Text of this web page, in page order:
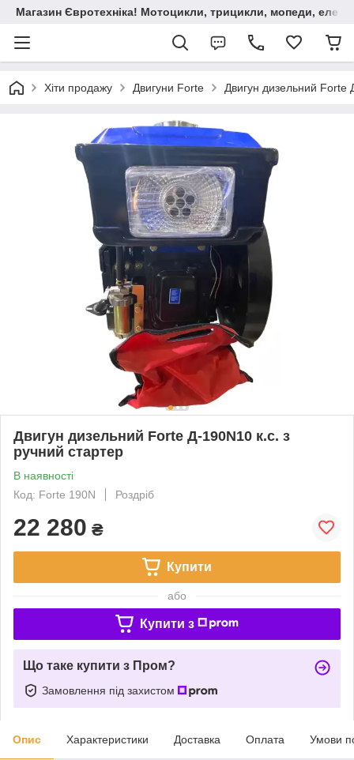
Магазин Євротехніка! Мотоцикли, трицикли, мопеди,
Хіти продажу Двигуни Forte Двигун дизельний Forte
Двигун дизельний Forte Д-190N10 к.с. з
ручний стартер
В наявності
Код: Forte 190N
Роздріб
22 280 ₴
Купити
або
Купити з
Що таке купити з Пром?
Замовлення під захистом
Опис Характеристики Доставка Оплата Умови